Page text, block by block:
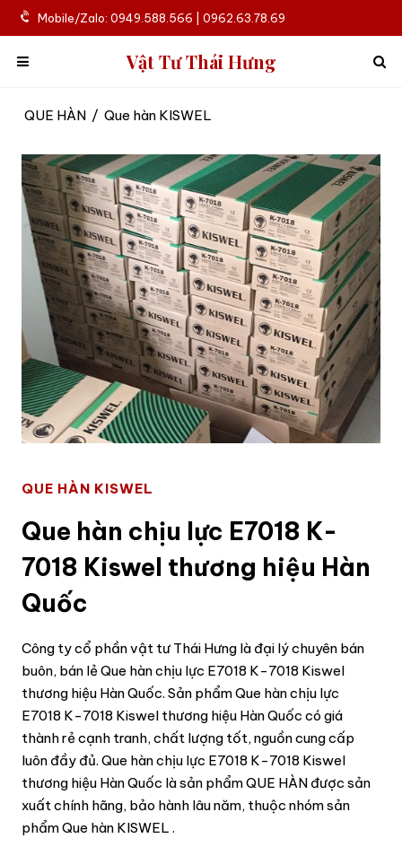
Mobile/Zalo: 0949.588.566 | 0962.63.78.69
Vật Tư Thái Hưng
QUE HÀN / Que hàn KISWEL
QUE HÀN KISWEL
Que hàn chịu lực E7018 K-
7018 Kiswel thương hiệu Hàn
Quốc
Công ty cổ phần vật tư Thái Hưng là đại lý chuyên bán
buôn, bán lẻ Que hàn chịu lực E7018 K-7018 Kiswel
thương hiệu Hàn Quốc. Sản phẩm Que hàn chịu lực
E7018 K-7018 Kiswel thương hiệu Hàn Quốc có giá
thành rẻ cạnh tranh, chất lượng tốt, nguồn cung cấp
luôn đầy đủ. Que hàn chịu lực E7018 K-7018 Kiswel
thương hiệu Hàn Quốc là sản phẩm QUE HÀN được sản
xuất chính hãng, bảo hành lâu năm, thuộc nhóm sản
phẩm Que hàn KISWEL .